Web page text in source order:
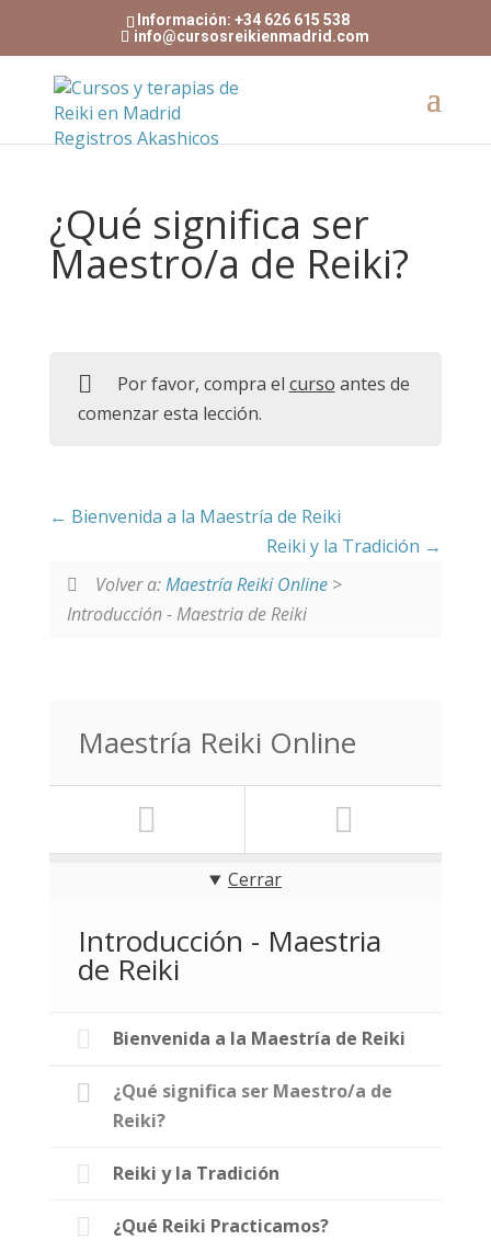
Información: +34 626 615 538
info@cursosreikienmadrid.com
¿Qué significa ser
Maestro/a de Reiki?
Por favor, compra el curso antes de
comenzar esta lección.
Bienvenida a la Maestría de Reiki
Reiki y la Tradición
Volver a:Maestría Reiki Online>
Introducción - Maestria de Reiki
Maestría Reiki Online
Cerrar
Introducción - Maestria
de Reiki
Bienvenida a la Maestría de Reiki
¿Qué significa ser Maestro/a de
Reiki?
Reiki y la Tradición
¿Qué Reiki Practicamos?